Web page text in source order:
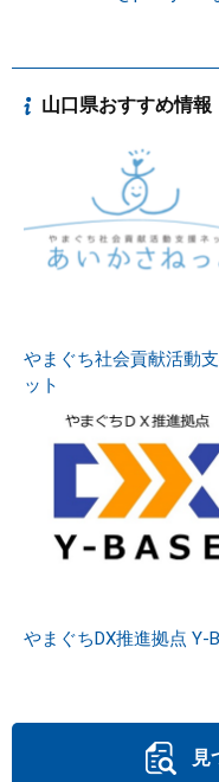
山口県おすすめ情報
やまぐち社会貢献活動
ット
やまぐちDX推進拠点 Y-
見